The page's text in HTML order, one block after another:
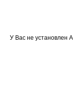
У Вас не установлен